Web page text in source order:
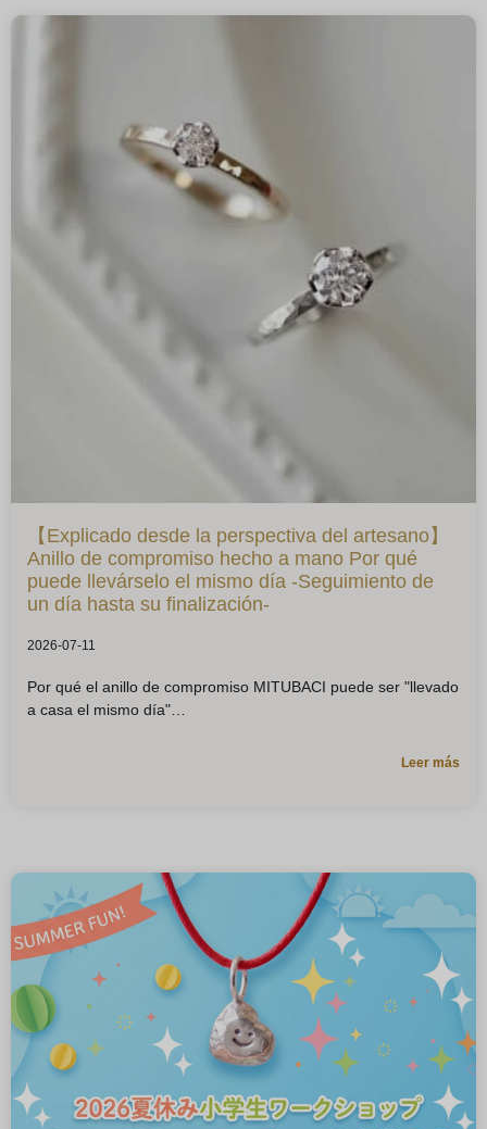
【Explicado desde la perspectiva del artesano】
Anillo de compromiso hecho a mano Por qué
puede llevárselo el mismo día -Seguimiento de
un día hasta su finalización-
2026-07-11
Por qué el anillo de compromiso MITUBACI puede ser "llevado
a casa el mismo día"
Leer más